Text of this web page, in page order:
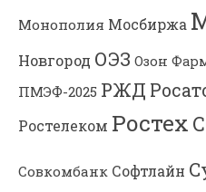
Монополия Мосбиржа
Новгород ОЭЗ Озон
ПМЭФ-2025 РЖД
Ростелеком Ростех
Совкомбанк Софтлайн